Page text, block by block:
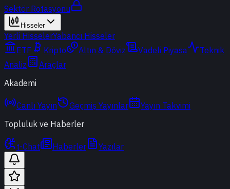
Sektör Rotasyonu
Hisseler
Yerli HisselerYabancı Hisseler
ETF
Kripto Altın & Döviz Vadeli Piyasa
Teknik
Analiz
Araçlar
Akademi
Canlı Yayın Geçmiş Yayınlar
Yayın Takvimi
Topluluk ve Haberler
t-Chat Haberler Yazılar